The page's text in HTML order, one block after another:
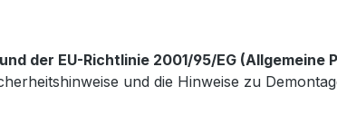
der EU-Richtlinie 2001/95/EG (Allgemeine
und die Hinweise zu